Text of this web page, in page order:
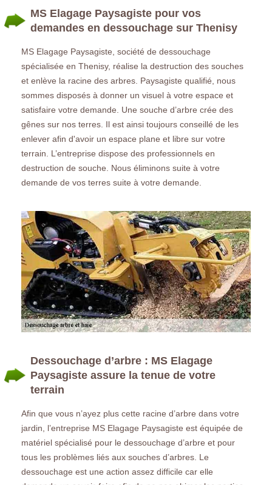
MS Elagage Paysagiste pour vos
demandes en dessouchage sur Thenisy
MS Elagage Paysagiste, société de dessouchage
spécialisée en Thenisy, réalise la destruction des souches
et enlève la racine des arbres. Paysagiste qualifié, nous
sommes disposés à donner un visuel à votre espace et
satisfaire votre demande. Une souche d’arbre crée des
gênes sur nos terres. Il est ainsi toujours conseillé de les
enlever afin d'avoir un espace plane et libre sur votre
terrain. L’entreprise dispose des professionnels en
destruction de souche. Nous éliminons suite à votre
demande de vos terres suite à votre demande.
Dessouchage d’arbre : MS Elagage
Paysagiste assure la tenue de votre
terrain
Afin que vous n’ayez plus cette racine d’arbre dans votre
jardin, l’entreprise MS Elagage Paysagiste est équipée de
matériel spécialisé pour le dessouchage d’arbre et pour
tous les problèmes liés aux souches d’arbres. Le
dessouchage est une action assez difficile car elle